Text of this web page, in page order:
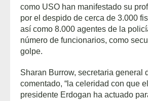
como USO han manifestado su
por el despido de cerca de 3.000
así como 8.000 agentes de la
número de funcionarios, como
golpe.
Sharan Burrow, secretaria general
comentado, “la celeridad con que
presidente Erdogan ha actuado